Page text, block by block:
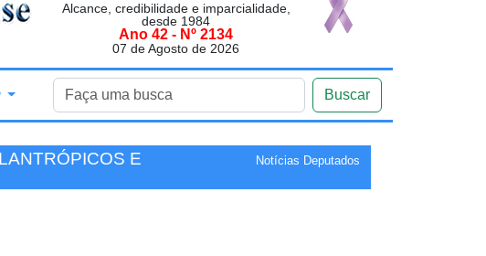
Alcance, credibilidade e imparcialidade,
desde 1984
Ano 42 - Nº 2134
07 de Agosto de 2026
Buscar
E
Notícias Deputados